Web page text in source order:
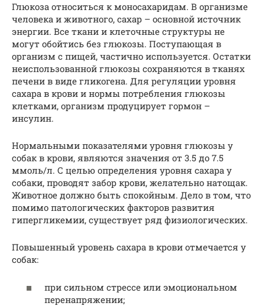
Глюкоза относиться к моносахаридам. В организме
человека и животного, сахар – основной источник
энергии. Все ткани и клеточные структуры не
могут обойтись без глюкозы. Поступающая в
организм с пищей, частично используется. Остатки
неиспользованной глюкозы сохраняются в тканях
печени в виде гликогена. Для регуляции уровня
сахара в крови и нормы потребления глюкозы
клетками, организм продуцирует гормон –
инсулин.
Нормальными показателями уровня глюкозы у
собак в крови, являются значения от 3.5 до 7.5
ммоль/л. С целью определения уровня сахара у
собаки, проводят забор крови, желательно натощак.
Животное должно быть спокойным. Дело в том, что
помимо патологических факторов развития
гипергликемии, существует ряд физиологических.
Повышенный уровень сахара в крови отмечается у
собак:
при сильном стрессе или эмоциональном
перенапряжении;